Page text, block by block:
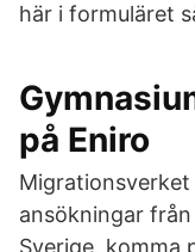
här i formuläret
på Eniro
ansökningar
Sverige, komma